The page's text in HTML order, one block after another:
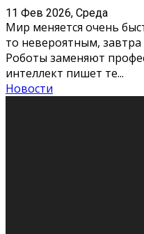
11 Фев 2026, Среда
Стресс – нормальная
факторов,
больше, чем ресурсов.
стрессовым состояни
Новости